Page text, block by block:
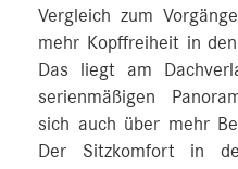
Vergleich zum
mehr Kopffreiheit in
Das liegt am
serienmäßigen
sich auch über mehr
Der Sitzkomfort in